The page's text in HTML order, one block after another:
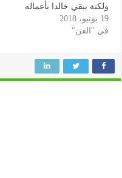
ولكنة يبقي خالدا بأعماله
19 يونيو، 2018
في "الفن"